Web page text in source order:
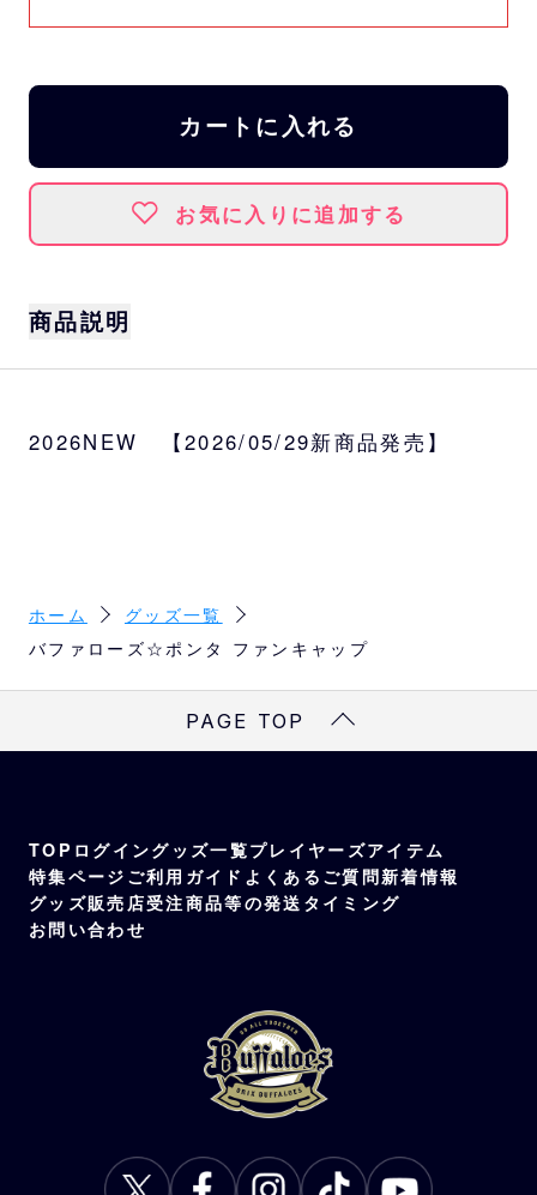
カートに入れる
お気に入りに追加する
商品説明
応援気分を盛り上げてくれる、遊び心満点の
2026NEW 【2026/05/29新商品発売】
ホーム
グッズ一覧
バファローズ☆ポンタ ファンキャップ
PAGE TOP
TOP ログイングッズ一覧プレイヤーズアイテム
特集ページ ご利用ガイド よくあるご質問新着情報
グッズ販売店受注商品等の発送タイミング
お問い合わせ